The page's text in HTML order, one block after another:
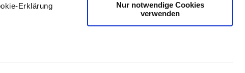
Erklärung
Nur notwendige Cookies
verwenden